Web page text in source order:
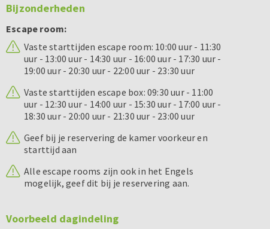
Bijzonderheden
Escape room:
Vaste starttijden escape room: 10:00 uur - 11:30
uur - 13:00 uur - 14:30 uur - 16:00 uur - 17:30 uur -
19:00 uur - 20:30 uur - 22:00 uur - 23:30 uur
Vaste starttijden escape box: 09:30 uur - 11:00
uur - 12:30 uur - 14:00 uur - 15:30 uur - 17:00 uur -
18:30 uur - 20:00 uur - 21:30 uur - 23:00 uur
Geef bij je reservering de kamer voorkeur en
starttijd aan
Alle escape rooms zijn ook in het Engels
mogelijk, geef dit bij je reservering aan.
Voorbeeld dagindeling